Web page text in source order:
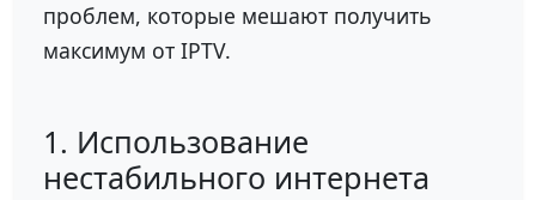
проблем, которые мешают получить
максимум от IPTV.
1. Использование
нестабильного интернета